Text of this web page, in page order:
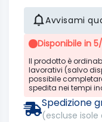
Avvisami
Disponibile in
Il prodotto è
lavorativi (salvo
possibile
spedita nei tempi
Spedizione
(escluse